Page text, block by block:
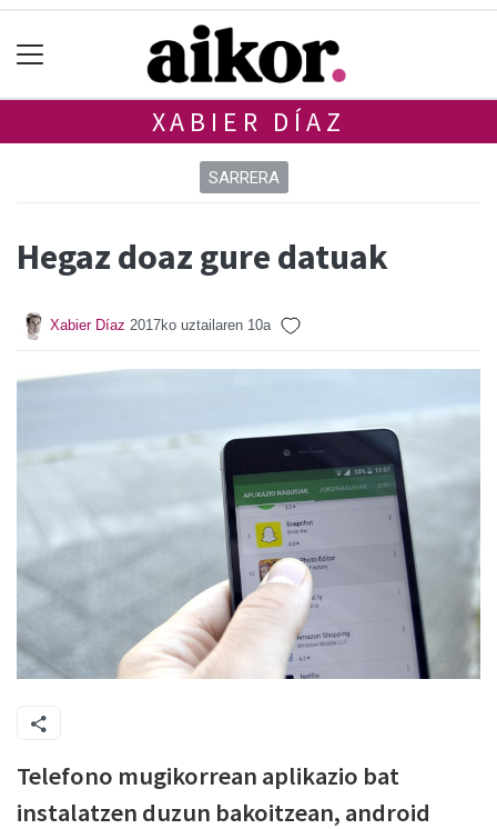
XABIER DÍAZ
SARRERA
Hegaz doaz gure datuak
Xabier Díaz 2017ko uztailaren 10a
Telefono mugikorrean aplikazio bat
instalatzen duzun bakoitzean, android